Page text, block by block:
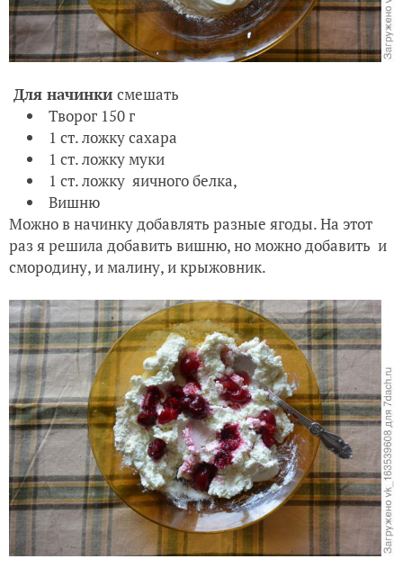
Для начинки смешать
Творог 150 г
1 ст. ложку сахара
1 ст. ложку муки
1 ст. ложку яичного белка,
Вишню
Можно в начинку добавлять разные ягоды. На этот
раз я решила добавить вишню, но можно добавить и
смородину, и малину, и крыжовник.